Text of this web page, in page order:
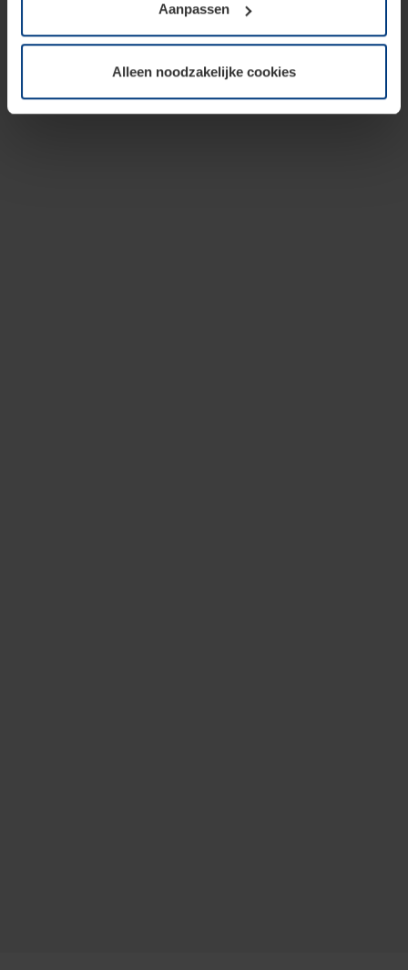
soorten cookies is uw toestemming benodigd. Uw
toestemming kunt u op elk moment bij de uitleg van de
wijzigen of herroepen.
Aanpassen
Alleen noodzakelijke cookies